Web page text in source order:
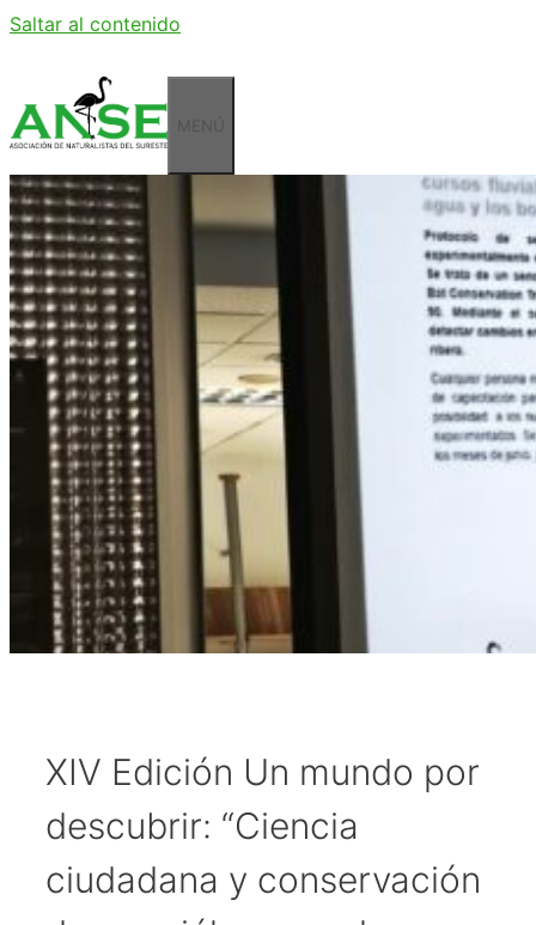
Saltar al contenido
XIV Edición Un mundo por
descubrir: “Ciencia
ciudadana y conservación